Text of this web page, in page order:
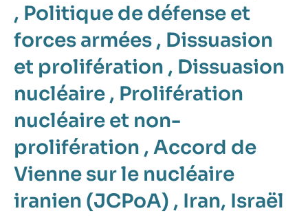
, Politique de défense et
forces armées , Dissuasion
et prolifération , Dissuasion
nucléaire , Prolifération
nucléaire et non-
prolifération , Accord de
Vienne sur le nucléaire
iranien (JCPoA) , Iran, Israël